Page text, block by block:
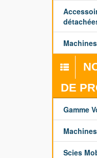
DE
Gamme
Scies